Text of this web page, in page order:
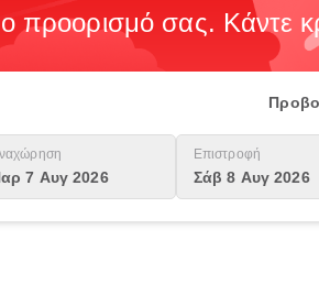
προορισμό σας. Κάντε
7 Αυγ 2026
Επιστροφή
Σάβ 8 Αυγ 2026